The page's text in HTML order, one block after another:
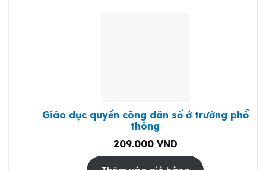
Giáo dục quyền công dân số ở trường phổ
thông
209.000 VND